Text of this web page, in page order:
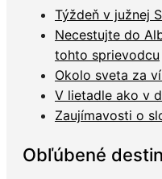
Týždeň v južnej
Necestujte do
tohto sprievodcu
Okolo sveta za
V lietadle ako v
Zaujímavosti o
Obľúbené